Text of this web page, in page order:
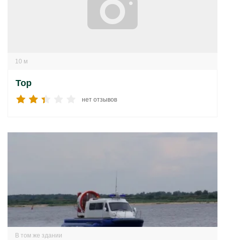
10 м
Тор
нет отзывов
В том же здании